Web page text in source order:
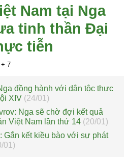
Nam tại Nga
tinh thần Đại
tiễn
7
đồng hành với dân tộc thực
XIV (24/01)
Nga sẽ chờ đợi kết quả
Việt Nam lần thứ 14 (20/01)
kết kiều bào với sự phát
01)